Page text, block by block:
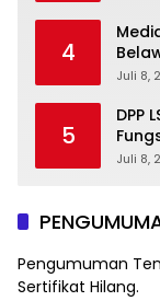
4
Juli 8,
5
DPP
Juli 8,
Pengumuman
Sertifikat Hilang.